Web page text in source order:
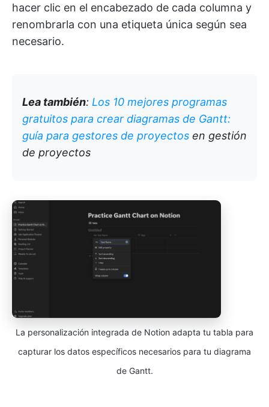
hacer clic en el encabezado de cada columna y
renombrarla con una etiqueta única según sea
necesario.
Lea también: Los 10 mejores programas
gratuitos para crear diagramas de Gantt:
guía para gestores de proyectos en gestión
de proyectos
La personalización integrada de Notion adapta tu tabla para
capturar los datos específicos necesarios para tu diagrama
de Gantt.